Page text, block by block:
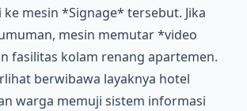
ke mesin *Signage* tersebut. Jika
mesin memutar *video
fasilitas kolam renang apartemen.
berwibawa layaknya hotel
warga memuji sistem informasi